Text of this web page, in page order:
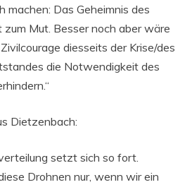
machen: Das Geheimnis des
zum Mut. Besser noch aber wäre
diesseits der Krise/des
die Notwendigkeit des
Dietzenbach:
setzt sich so fort.
Drohnen nur, wenn wir ein